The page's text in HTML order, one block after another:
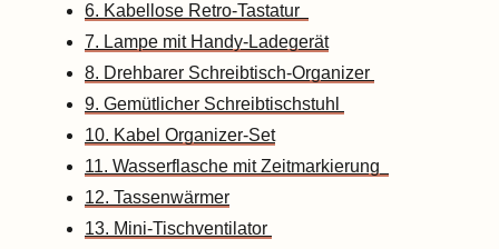
6. Kabellose Retro-Tastatur
7. Lampe mit Handy-Ladegerät
8. Drehbarer Schreibtisch-Organizer
9. Gemütlicher Schreibtischstuhl
10. Kabel Organizer-Set
11. Wasserflasche mit Zeitmarkierung
12. Tassenwärmer
13. Mini-Tischventilator